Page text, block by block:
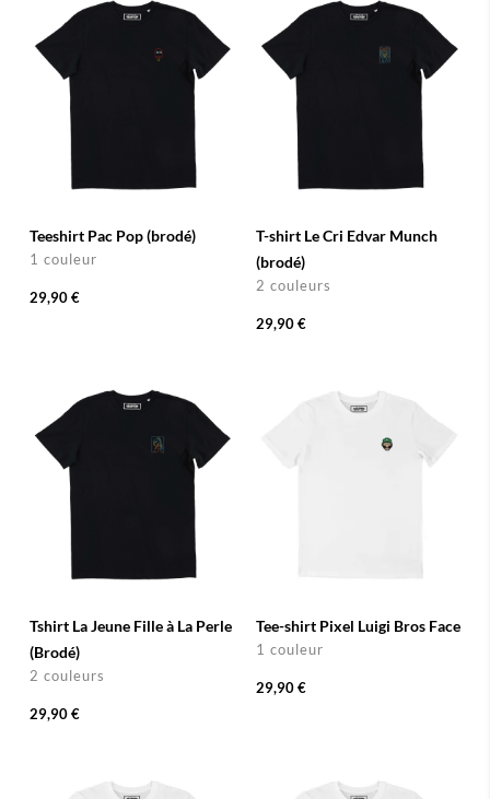
Teeshirt Pac Pop (brodé)
1 couleur
29,90 €
T-shirt Le Cri Edvar Munch
(brodé)
2 couleurs
29,90 €
Tshirt La Jeune Fille à La Perle
(Brodé)
2 couleurs
29,90 €
Tee-shirt Pixel Luigi Bros Face
1 couleur
29,90 €